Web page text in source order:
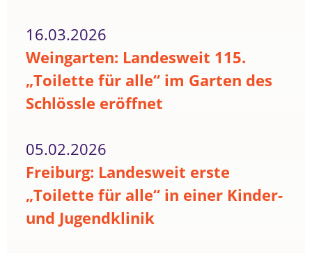
16.03.2026
Weingarten: Landesweit 115.
„Toilette für alle“ im Garten des
Schlössle eröffnet
05.02.2026
Freiburg: Landesweit erste
„Toilette für alle“ in einer Kinder-
und Jugendklinik